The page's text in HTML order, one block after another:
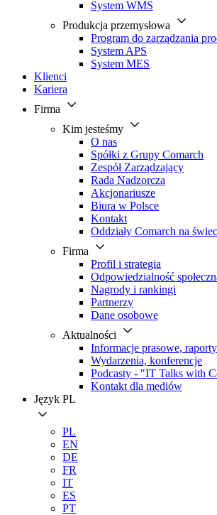
System WMS
Produkcja przemysłowa
Program do zarządzania
System APS
System MES
Klienci
Kariera
Firma
Kim jesteśmy
O nas
Spółki z Grupy Comarch
Zespół Zarządzający
Rada Nadzorcza
Akcjonariusze
Biura w Polsce
Kontakt
Oddziały Comarch na
Firma
Profil i strategia
Odpowiedzialność
Nagrody i rankingi
Partnerzy
Dane osobowe
Aktualności
Informacje prasowe,
Wydarzenia, konferencje
Podcasty - "IT Talks with
Kontakt dla mediów
Język PL
PL
EN
DE
FR
IT
ES
PT